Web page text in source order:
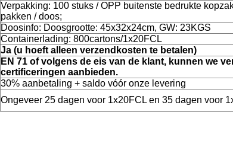
Verpakking: 100 stuks / OPP buitenste bedrukte
pakken / doos;
Doosinfo: Doosgrootte: 45x32x24cm, GW: 23KGS
Containerlading: 800cartons/1x20FCL
Ja (u hoeft alleen verzendkosten te betalen)
EN 71 of volgens de eis van de klant, kunnen we
certificeringen aanbieden.
30% aanbetaling + saldo vóór onze levering
Ongeveer 25 dagen voor 1x20FCL en 35 dagen voor